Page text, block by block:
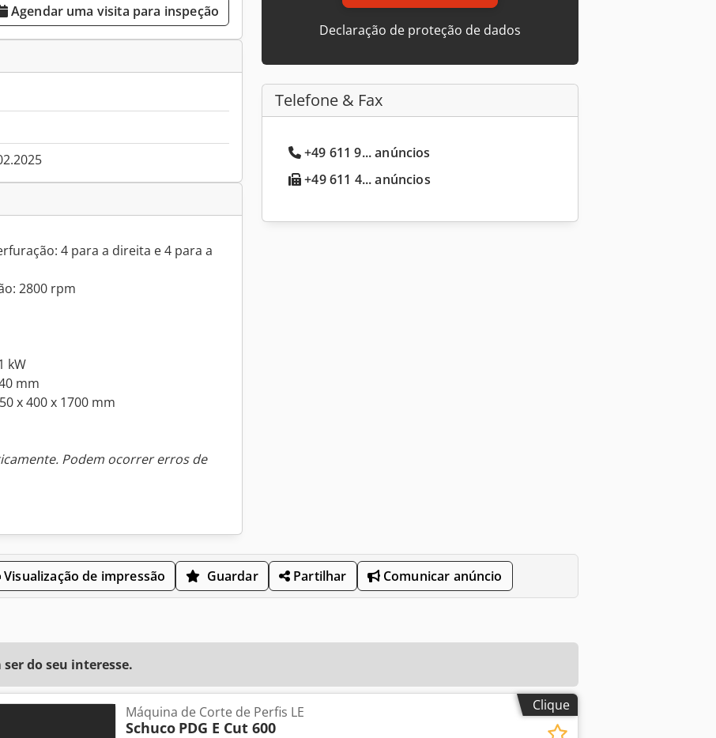
Agendar uma visita para inspeção
4 para a direita e 4 para a
2800 rpm
kW
mm
x 400 x 1700 mm
Podem ocorrer erros de
Declaração de proteção de dados
Telefone & Fax
+49 611 9... anúncios
+49 611 4... anúncios
Visualização de impressão Guardar Partilhar Comunicar anúncio
do seu interesse.
Clique
Máquina de Corte de Perfis LE
Schuco PDG E Cut 600